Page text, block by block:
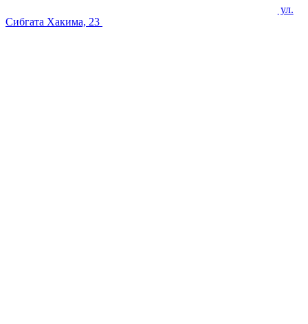
ул.
Сибгата Хакима, 23